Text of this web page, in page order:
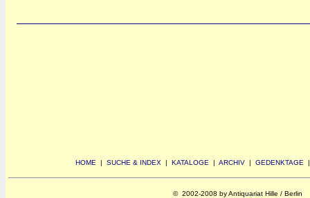
HOME | SUCHE & INDEX | KATALOGE | ARCHIV | GEDENKTAGE
© 2002-2008 by Antiquariat Hille / Berlin